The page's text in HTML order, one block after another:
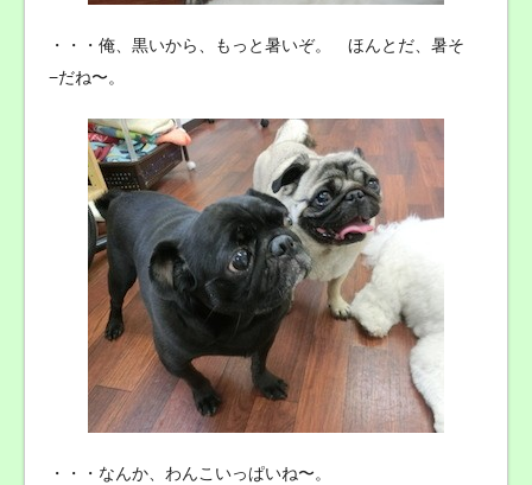
・・・俺、黒いから、もっと暑いぞ。 ほんとだ、暑そ
−だね〜。
・・・なんか、わんこいっぱいね〜。